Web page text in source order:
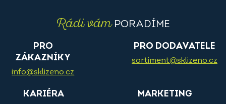
Rádi vámPORADÍME
PRO
ZÁKAZNÍKY
info@sklizeno.cz
PRO DODAVATELE
sortiment@sklizeno.cz
KARIÉRA MARKETING